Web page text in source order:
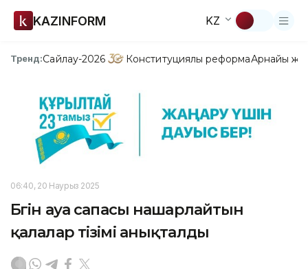
KAZINFORM KZ
Тренд:Сайлау-2026 Конституциялық реформаАрнайы
06:40, 20 Наурыз 2025
Бүгін ауа сапасы нашарлайтын
қалалар тізімі анықталды